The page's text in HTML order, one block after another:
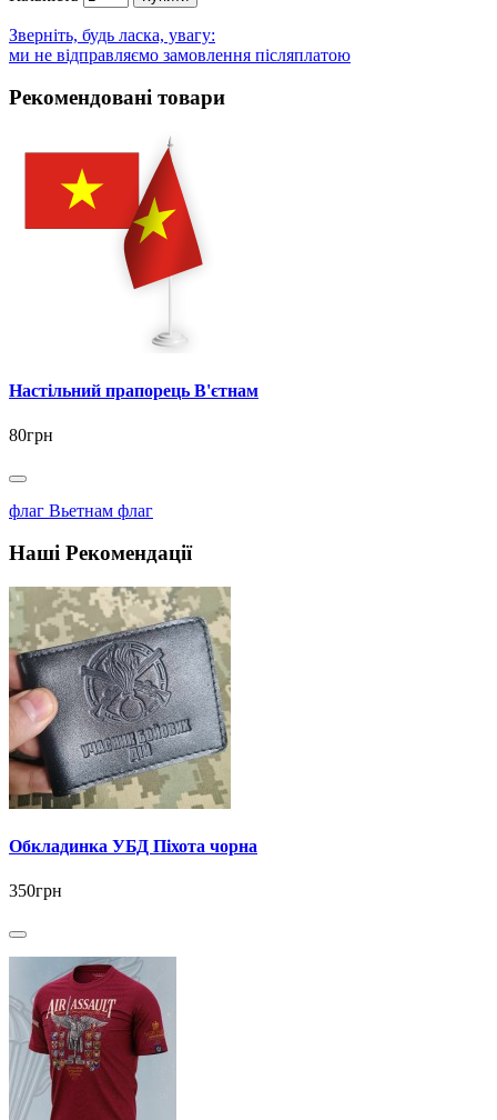
Зверніть, будь ласка, увагу:
ми не відправляємо замовлення післяплатою
Рекомендовані товари
Настільний прапорець В'єтнам
80грн
флаг Вьетнам флаг
Наші Рекомендації
Обкладинка УБД Піхота чорна
350грн